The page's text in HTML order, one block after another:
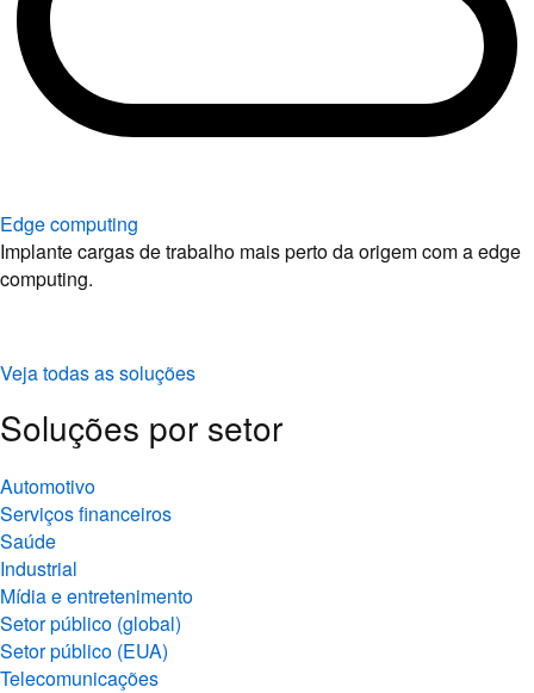
Edge computing
Implante cargas de trabalho mais perto da origem com a edge
computing.
Veja todas as soluções
Soluções por setor
Automotivo
Serviços financeiros
Saúde
Industrial
Mídia e entretenimento
Setor público (global)
Setor público (EUA)
Telecomunicações